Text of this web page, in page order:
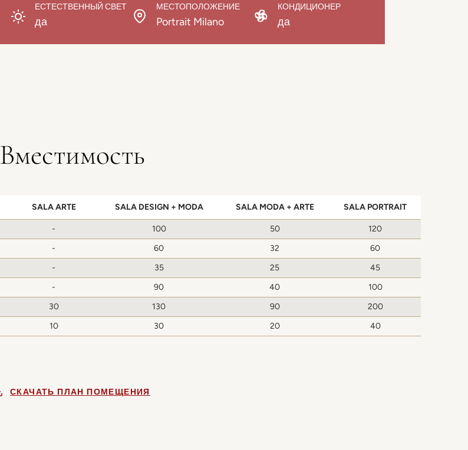
ЕСТЕСТВЕННЫЙ СВЕТ
да
МЕСТОПОЛОЖЕНИЕ
Portrait Milano
КОНДИЦИОНЕР
да
Вместимость
SALA ARTE SALA DESIGN + MODA SALA MODA + ARTE SALA PORTRAIT
- 100 50
120
- 60 32
60
- 35 25
45
- 90 40
100
30 130 90
200
10 30 20 40
СКАЧАТЬ ПЛАН ПОМЕЩЕНИЯ